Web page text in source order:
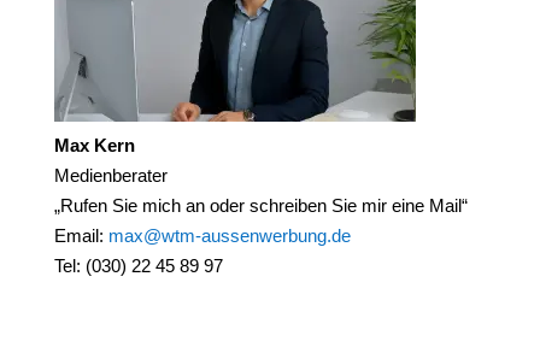
Max Kern
Medienberater
„Rufen Sie mich an oder schreiben Sie mir eine Mail“
Email: max@wtm-aussenwerbung.de
Tel: (030) 22 45 89 97